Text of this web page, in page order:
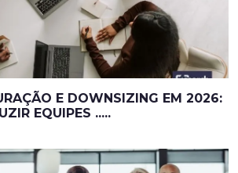
E DOWNSIZING EM 2026:
EQUIPES .....